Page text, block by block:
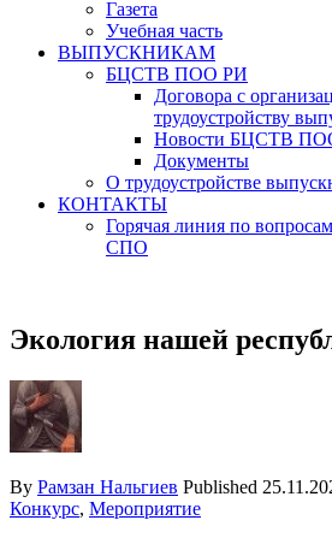
Газета
Учебная часть
ВЫПУСКНИКАМ
БЦСТВ ПОО РИ
Договора с
трудоустройству
Новости БЦСТВ
Документы
О трудоустройстве
КОНТАКТЫ
Горячая линия по
СПО
Экология нашей
By Рамзан Нальгиев Published
Конкурс, Мероприятие